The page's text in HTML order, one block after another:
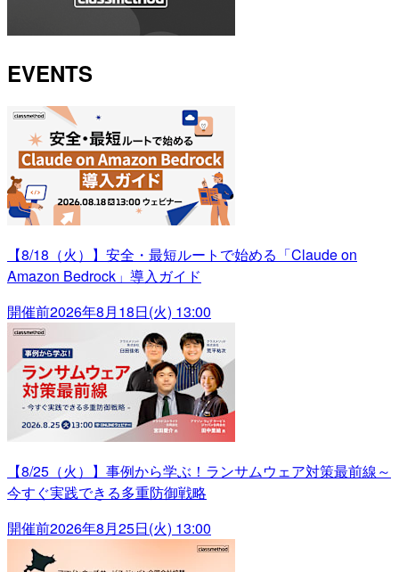
EVENTS
【8/18（火）】安全・最短ルートで始める「Claude on
Amazon Bedrock」導入ガイド
開催前2026年8月18日(火) 13:00
【8/25（火）】事例から学ぶ！ランサムウェア対策最前線～
今すぐ実践できる多重防御戦略
開催前2026年8月25日(火) 13:00